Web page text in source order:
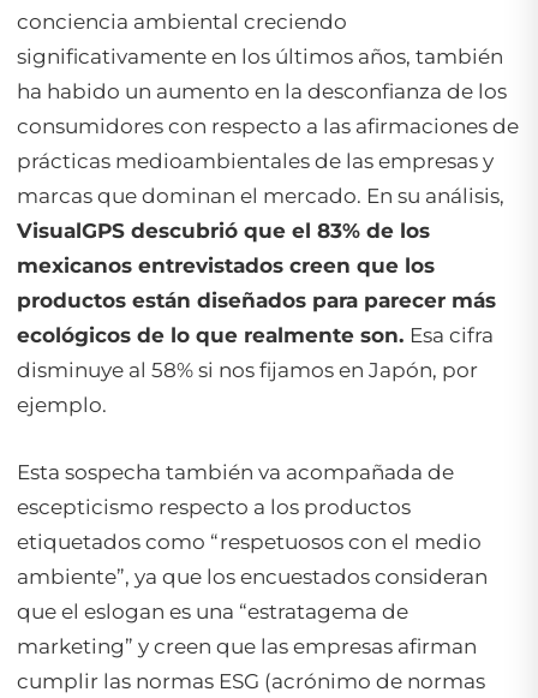
conciencia ambiental creciendo
significativamente en los últimos años, también
ha habido un aumento en la desconfianza de los
consumidores con respecto a las afirmaciones de
prácticas medioambientales de las empresas y
marcas que dominan el mercado. En su análisis,
VisualGPS descubrió que el 83% de los
mexicanos entrevistados creen que los
productos están diseñados para parecer más
ecológicos de lo que realmente son. Esa cifra
disminuye al 58% si nos fijamos en Japón, por
ejemplo.
Esta sospecha también va acompañada de
escepticismo respecto a los productos
etiquetados como “respetuosos con el medio
ambiente”, ya que los encuestados consideran
que el eslogan es una “estratagema de
marketing” y creen que las empresas afirman
cumplir las normas ESG (acrónimo de normas